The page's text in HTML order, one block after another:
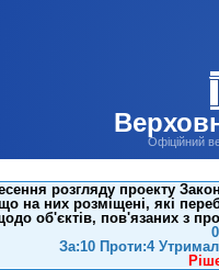
Офіційний
розгляду проекту
на них розміщені, які
об'єктів, пов'язаних з
За:10 Проти:4